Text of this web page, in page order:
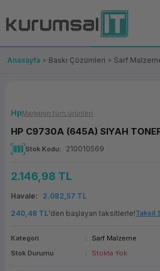
Geri Dön
Geri Dön
OT/
Fiş
(Firewall)
Geri Dön
Makinesi
Geri Dön
Çözümleri
Geri Dön
Geri Dön
Yedekleme
Geri Dön
Ürünler
Anasayfa Baskı Çözümleri Sarf
HpMarkanın tüm ürünleri
HP C9730A (645A) SIYAH
Stok Kodu 210010569
2.146,98 TL
Havale
2.082,57 TL
240,48 TL'den başlayan taksitlerle!Taksit
Kategori
Sarf Malzeme
Stok Durumu
Stokta Yok